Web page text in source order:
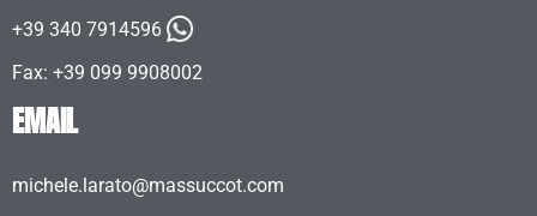
+39 340 7914596
Fax: +39 099 9908002
EMAIL
michele.larato@massuccot.com